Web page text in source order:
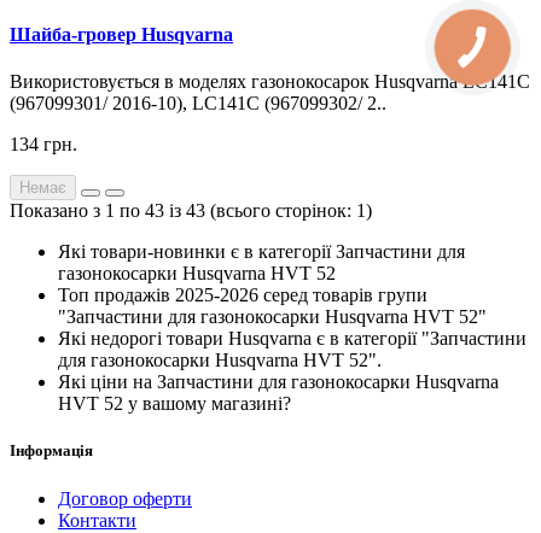
Шайба-гровер Husqvarna
Використовується в моделях газонокосарок Husqvarna LC141C
(967099301/ 2016-10), LC141C (967099302/ 2..
134 грн.
Немає
Показано з 1 по 43 із 43 (всього сторінок: 1)
Які товари-новинки є в категорії Запчастини для
газонокосарки Husqvarna HVT 52
Топ продажів 2025-2026 серед товарів групи
"Запчастини для газонокосарки Husqvarna HVT 52"
Які недорогі товари Husqvarna є в категорії "Запчастини
для газонокосарки Husqvarna HVT 52".
Які ціни на Запчастини для газонокосарки Husqvarna
HVT 52 у вашому магазині?
Інформація
Договор оферти
Контакти